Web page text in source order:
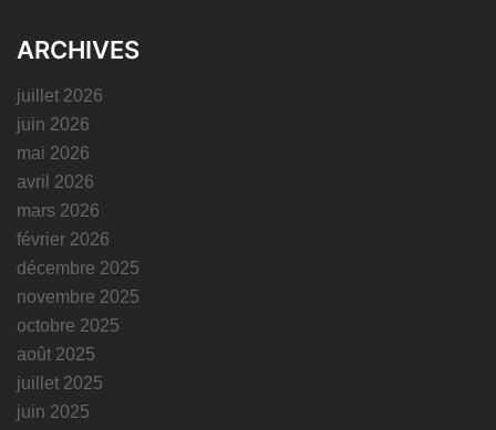
ARCHIVES
juillet 2026
juin 2026
mai 2026
avril 2026
mars 2026
février 2026
décembre 2025
novembre 2025
octobre 2025
août 2025
juillet 2025
juin 2025